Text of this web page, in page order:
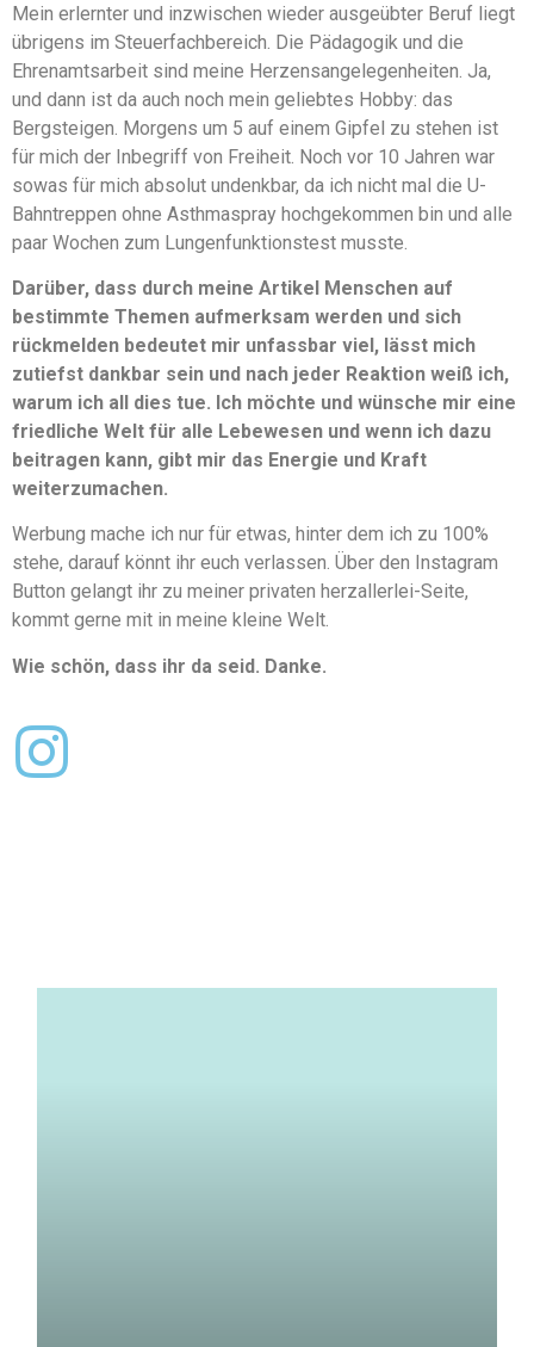
Mein erlernter und inzwischen wieder ausgeübter Beruf liegt
übrigens im Steuerfachbereich. Die Pädagogik und die
Ehrenamtsarbeit sind meine Herzensangelegenheiten. Ja,
und dann ist da auch noch mein geliebtes Hobby: das
Bergsteigen. Morgens um 5 auf einem Gipfel zu stehen ist
für mich der Inbegriff von Freiheit. Noch vor 10 Jahren war
sowas für mich absolut undenkbar, da ich nicht mal die U-
Bahntreppen ohne Asthmaspray hochgekommen bin und alle
paar Wochen zum Lungenfunktionstest musste.
Darüber, dass durch meine Artikel Menschen auf
bestimmte Themen aufmerksam werden und sich
rückmelden bedeutet mir unfassbar viel, lässt mich
zutiefst dankbar sein und nach jeder Reaktion weiß ich,
warum ich all dies tue. Ich möchte und wünsche mir eine
friedliche Welt für alle Lebewesen und wenn ich dazu
beitragen kann, gibt mir das Energie und Kraft
weiterzumachen.
Werbung mache ich nur für etwas, hinter dem ich zu 100%
stehe, darauf könnt ihr euch verlassen. Über den Instagram
Button gelangt ihr zu meiner privaten herzallerlei-Seite,
kommt gerne mit in meine kleine Welt.
Wie schön, dass ihr da seid. Danke.